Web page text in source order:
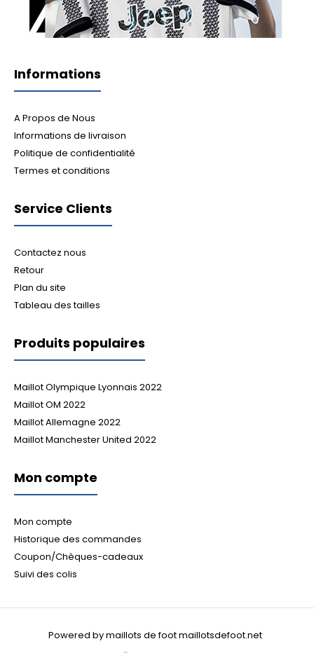
Informations
A Propos de Nous
Informations de livraison
Politique de confidentialité
Termes et conditions
Service Clients
Contactez nous
Retour
Plan du site
Tableau des tailles
Produits populaires
Maillot Olympique Lyonnais 2022
Maillot OM 2022
Maillot Allemagne 2022
Maillot Manchester United 2022
Mon compte
Mon compte
Historique des commandes
Coupon/Chèques-cadeaux
Suivi des colis
Powered by maillots de foot maillotsdefoot.net